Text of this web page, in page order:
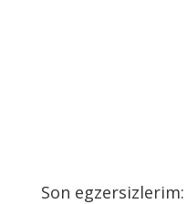
Son egzersizlerim: